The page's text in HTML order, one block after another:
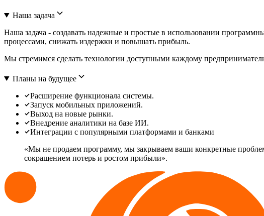
Наша задача
Наша задача - создавать надежные и простые в использовании
процессами, снижать издержки и повышать прибыль.
Мы стремимся сделать технологии доступными каждому
Планы на будущее
Расширение функционала системы.
Запуск мобильных приложений.
Выход на новые рынки.
Внедрение аналитики на базе ИИ.
Интеграции с популярными платформами и банками
«Мы не продаем программу, мы закрываем ваши конкретные
сокращением потерь и ростом прибыли».